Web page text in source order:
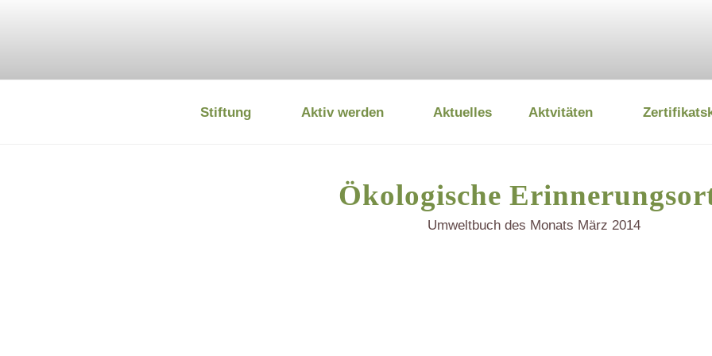
DEUTSCHE UMWELTSTIFTUNG
Stiftung Aktiv werden Aktuelles Aktvitäten
Ökologische
Umweltbuch des Monats März 2014